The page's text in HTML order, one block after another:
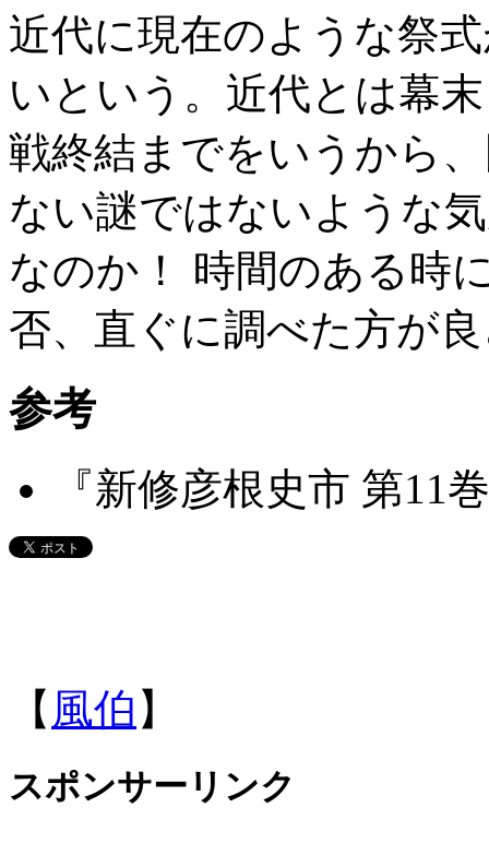
近代に現在のような祭
いという。近代とは幕
戦終結までをいうから
ない謎ではないような
なのか！ 時間のある時
否、直ぐに調べた方が
参考
『新修彦根史市 第11
【 風伯 】
スポンサーリンク